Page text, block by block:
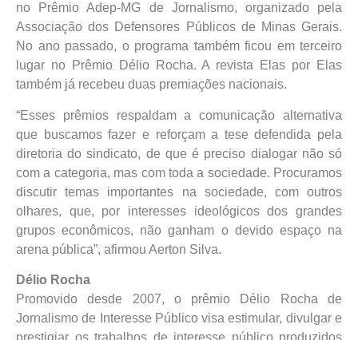
no Prêmio Adep-MG de Jornalismo, organizado pela
Associação dos Defensores Públicos de Minas Gerais.
No ano passado, o programa também ficou em terceiro
lugar no Prêmio Délio Rocha. A revista Elas por Elas
também já recebeu duas premiações nacionais.
“Esses prêmios respaldam a comunicação alternativa
que buscamos fazer e reforçam a tese defendida pela
diretoria do sindicato, de que é preciso dialogar não só
com a categoria, mas com toda a sociedade. Procuramos
discutir temas importantes na sociedade, com outros
olhares, que, por interesses ideológicos dos grandes
grupos econômicos, não ganham o devido espaço na
arena pública”, afirmou Aerton Silva.
Délio Rocha
Promovido desde 2007, o prêmio Délio Rocha de
Jornalismo de Interesse Público visa estimular, divulgar e
prestigiar os trabalhos de interesse público produzidos